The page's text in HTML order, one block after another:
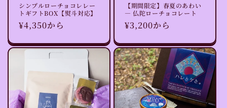
シンプルローチョコレレー
トギフトBOX【熨斗対応】
通
価
¥4,350から
【期間限定】春夏のあわい
— 仏陀ローチョコレート
通
価
格
¥3,200から